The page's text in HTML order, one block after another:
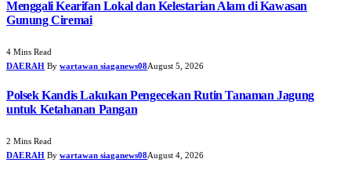
Menggali Kearifan Lokal dan Kelestarian Alam di Kawasan
Gunung Ciremai
4 Mins Read
DAERAH By wartawan siaganews08August 5, 2026
Polsek Kandis Lakukan Pengecekan Rutin Tanaman Jagung
untuk Ketahanan Pangan
2 Mins Read
DAERAH By wartawan siaganews08August 4, 2026